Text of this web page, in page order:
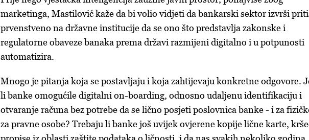
marketinga, Mastilović kaže da bi volio vidjeti da bankarski sektor izvrši
prvenstveno na državne institucije da se ono što predstavlja zakonske i
regulatorne obaveze banaka prema državi razmijeni digitalno i u potpunosti
automatizira.
Mnogo je pitanja koja se postavljaju i koja zahtijevaju konkretne odgovore.
li banke omogućile digitalni on-boarding, odnosno udaljenu identifikaciju i
otvaranje računa bez potrebe da se lično posjeti poslovnica banke - i za
za pravne osobe? Trebaju li banke još uvijek ovjerene kopije lične karte,